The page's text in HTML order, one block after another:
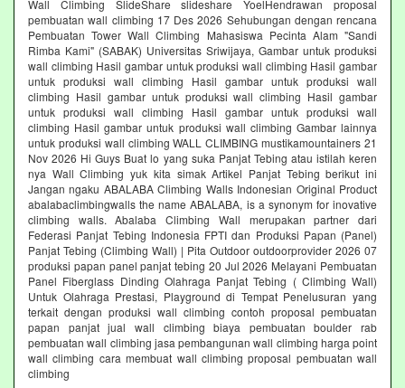
Wall Climbing SlideShare slideshare YoelHendrawan proposal
pembuatan wall climbing 17 Des 2026 Sehubungan dengan rencana
Pembuatan Tower Wall Climbing Mahasiswa Pecinta Alam "Sandi
Rimba Kami" (SABAK) Universitas Sriwijaya, Gambar untuk produksi
wall climbing Hasil gambar untuk produksi wall climbing Hasil gambar
untuk produksi wall climbing Hasil gambar untuk produksi wall
climbing Hasil gambar untuk produksi wall climbing Hasil gambar
untuk produksi wall climbing Hasil gambar untuk produksi wall
climbing Hasil gambar untuk produksi wall climbing Gambar lainnya
untuk produksi wall climbing WALL CLIMBING mustikamountainers 21
Nov 2026 Hi Guys Buat lo yang suka Panjat Tebing atau istilah keren
nya Wall Climbing yuk kita simak Artikel Panjat Tebing berikut ini
Jangan ngaku ABALABA Climbing Walls Indonesian Original Product
abalabaclimbingwalls the name ABALABA, is a synonym for inovative
climbing walls. Abalaba Climbing Wall merupakan partner dari
Federasi Panjat Tebing Indonesia FPTI dan Produksi Papan (Panel)
Panjat Tebing (Climbing Wall) | Pita Outdoor outdoorprovider 2026 07
produksi papan panel panjat tebing 20 Jul 2026 Melayani Pembuatan
Panel Fiberglass Dinding Olahraga Panjat Tebing ( Climbing Wall)
Untuk Olahraga Prestasi, Playground di Tempat Penelusuran yang
terkait dengan produksi wall climbing contoh proposal pembuatan
papan panjat jual wall climbing biaya pembuatan boulder rab
pembuatan wall climbing jasa pembangunan wall climbing harga point
wall climbing cara membuat wall climbing proposal pembuatan wall
climbing